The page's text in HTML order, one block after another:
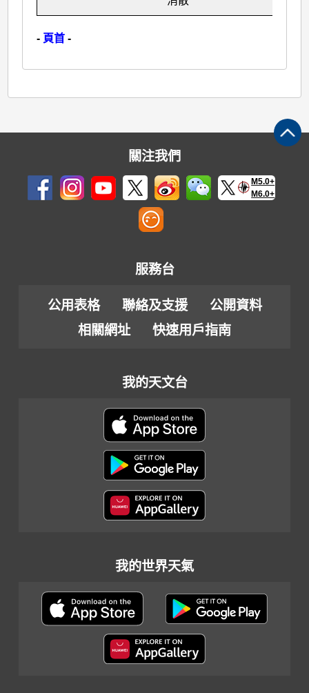
- 頁首 -
關注我們
M5.0+
M6.0+
服務台
公用表格 聯絡及支援
公開資料
相關網址
快速用戶指南
我的天文台
我的世界天氣